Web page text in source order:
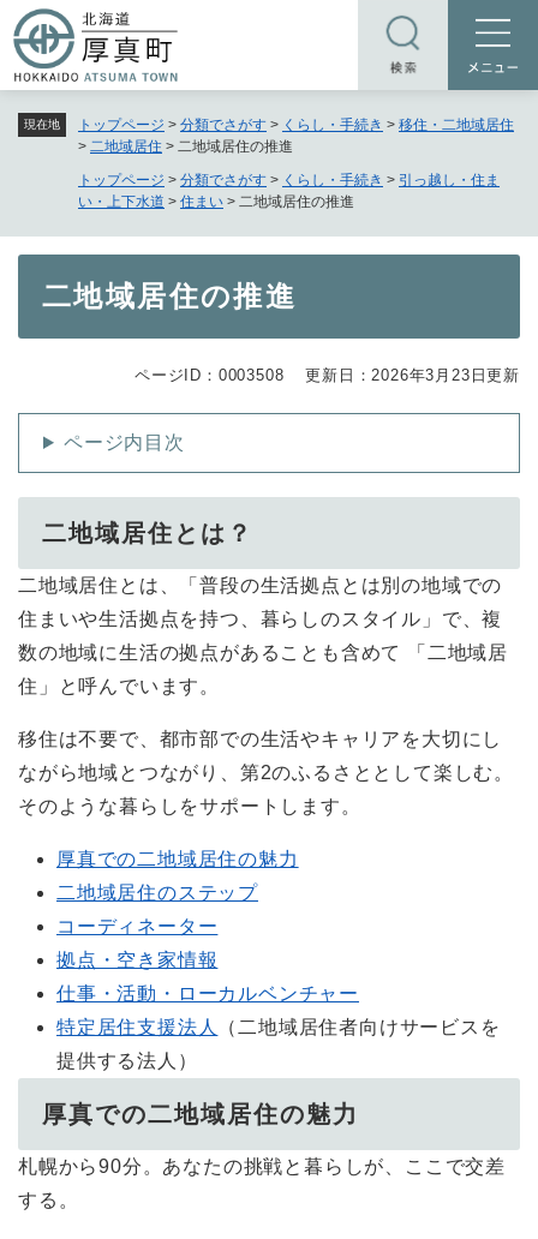
ー
ジ
現在地 トップページ > 分類でさがす > くらし・手続き > 移住・二地域居住
> 二地域居住 > 二地域居住の推進
トップページ > 分類でさがす > くらし・手続き > 引っ越し・住ま
い・上下水道 > 住まい > 二地域居住の推進
二地域居住の推進
ページID：0003508 更新日：2026年3月23日更新
ページ内目次
二地域居住とは？
二地域居住とは、「普段の生活拠点とは別の地域での
住まいや生活拠点を持つ、暮らしのスタイル」で、複
数の地域に生活の拠点があることも含めて 「二地域居
住」と呼んでいます。
移住は不要で、都市部での生活やキャリアを大切にし
ながら地域とつながり、第2のふるさととして楽しむ。
そのような暮らしをサポートします。
厚真での二地域居住の魅力
二地域居住のステップ
​コーディネーター
拠点・空き家情報
仕事・活動・ローカルベンチャー
特定居住支援法人
（二地域居住者向けサービスを
提供する法人）
厚真での二地域居住の魅力
札幌から90分。あなたの挑戦と暮らしが、ここで交差
する。